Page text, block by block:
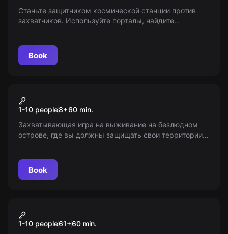
Станьте защитником космической станции против
захватчиков. Используйте порталы, найдите
Постарайтесь не вылететь в космос! Возраст: 8+
Book
Island Assault
1-10 people8+60 min.
Захватывающая игра на выживание на безлюдном
острове, где вы должны защищать свои территории
«команда на команду». 8+
Book
Ghost Mansion
1-10 people61+60 min.